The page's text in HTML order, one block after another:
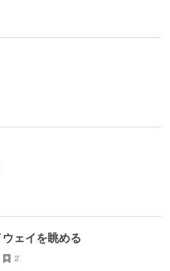
ェイを眺める
2